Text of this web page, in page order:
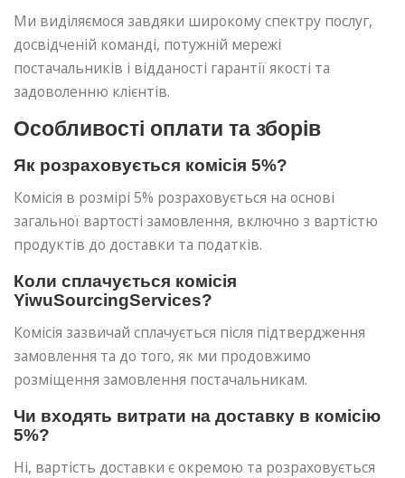
Ми виділяємося завдяки широкому спектру послуг,
досвідченій команді, потужній мережі
постачальників і відданості гарантії якості та
задоволенню клієнтів.
Особливості оплати та зборів
Як розраховується комісія 5%?
Комісія в розмірі 5% розраховується на основі
загальної вартості замовлення, включно з вартістю
продуктів до доставки та податків.
Коли сплачується комісія
YiwuSourcingServices?
Комісія зазвичай сплачується після підтвердження
замовлення та до того, як ми продовжимо
розміщення замовлення постачальникам.
Чи входять витрати на доставку в комісію
5%?
Ні, вартість доставки є окремою та розраховується